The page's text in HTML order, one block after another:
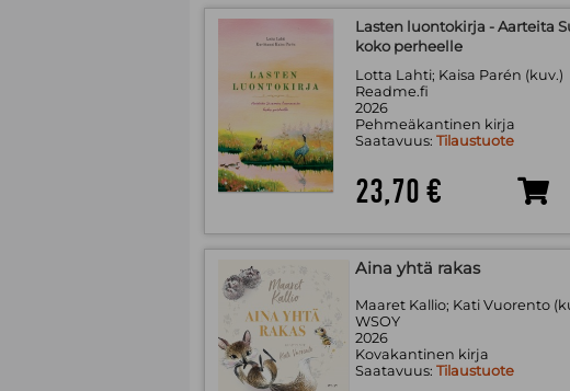
Lasten luontokirja - Aarteita
koko perheelle
Lotta Lahti; Kaisa Parén (kuv.)
Readme.fi
2026
Pehmeäkantinen kirja
Saatavuus:Tilaustuote
23,70 €
Aina yhtä rakas
Maaret Kallio; Kati Vuorento
WSOY
2026
Kovakantinen kirja
Saatavuus:Tilaustuote